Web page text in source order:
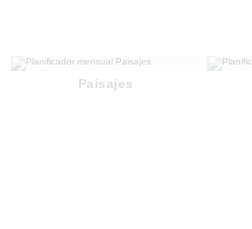
Paisajes